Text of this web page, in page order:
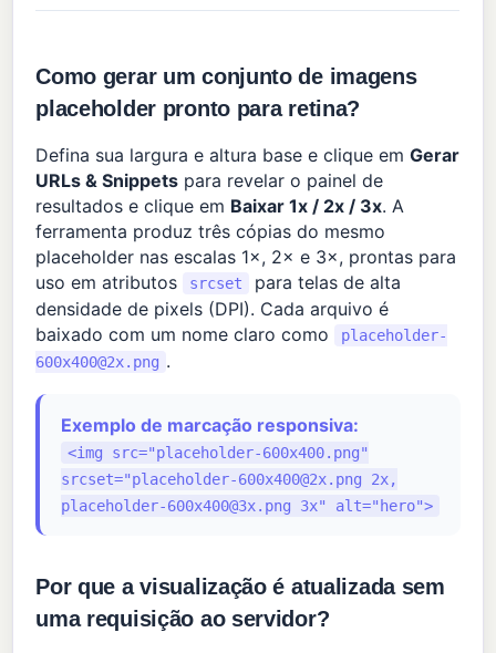
Como gerar um conjunto de imagens
placeholder pronto para retina?
Defina sua largura e altura base e clique emGerar
URLs & Snippets para revelar o painel de
resultados e clique em Baixar 1x / 2x / 3x. A
ferramenta produz três cópias do mesmo
placeholder nas escalas 1×, 2× e 3×, prontas para
uso em atributos
srcset
para telas de alta
densidade de pixels (DPI). Cada arquivo é
baixado com um nome claro como
placeholder-
600x400@2x.png .
Exemplo de marcação responsiva:
<img src="placeholder-600x400.png"
srcset="placeholder-600x400@2x.png 2x,
placeholder-600x400@3x.png 3x" alt="hero">
Por que a visualização é atualizada sem
uma requisição ao servidor?